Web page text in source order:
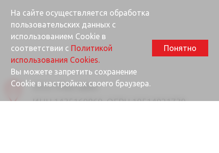
ООО «Ректайм»
ИНН 1435160869, ОГРН 10514021730
На сайте осуществляется обработка
пользовательских данных с
использованием Cookie в
соответствии с Политикой
использования Cookies.
Вы можете запретить сохранение
Cookie в настройках своего браузера.
Понятно